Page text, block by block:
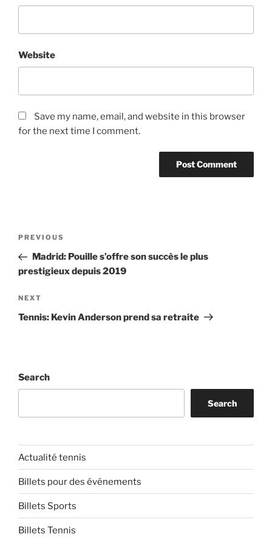
Website
Save my name, email, and website in this browser
for the next time I comment.
Previous
Post
PREVIOUS
Madrid: Pouille s’offre son succès le plus
prestigieux depuis 2019
Next
Post
NEXT
Tennis: Kevin Anderson prend sa retraite
Search
Search
Actualité tennis
Billets pour des événements
Billets Sports
Billets Tennis